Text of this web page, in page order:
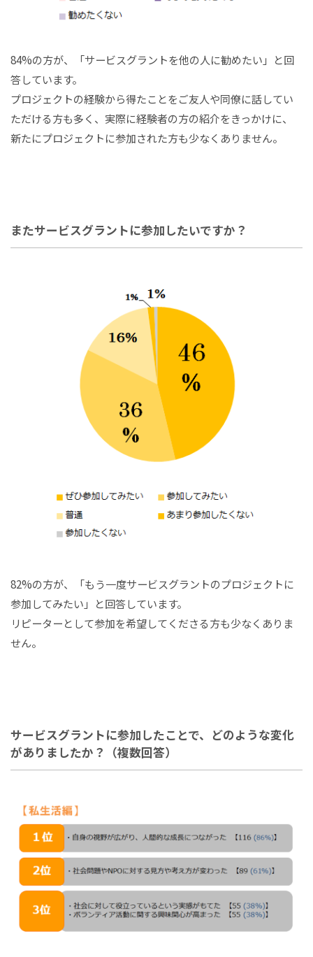
84%の方が、「サービスグラントを他の人に勧めたい」と回
答しています。
プロジェクトの経験から得たことをご友人や同僚に話してい
ただける方も多く、実際に経験者の方の紹介をきっかけに、
新たにプロジェクトに参加された方も少なくありません。
またサービスグラントに参加したいですか？
82%の方が、「もう一度サービスグラントのプロジェクトに
参加してみたい」と回答しています。
リピーターとして参加を希望してくださる方も少なくありま
せん。
サービスグラントに参加したことで、どのような変化
がありましたか？（複数回答）